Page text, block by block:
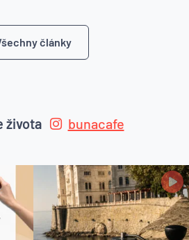
články
života bunacafe